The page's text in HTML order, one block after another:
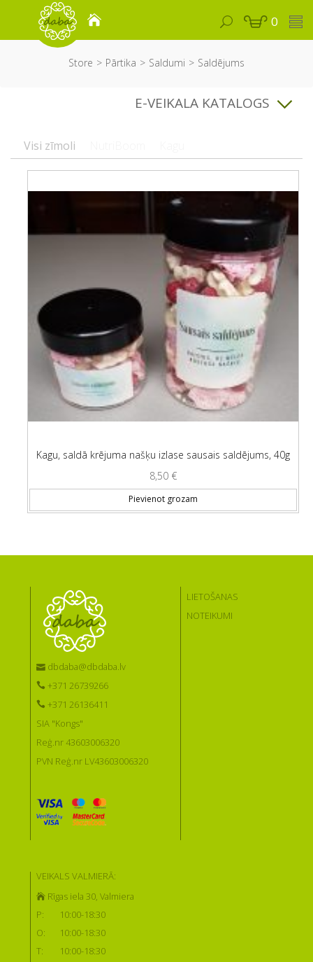
0
Store Pārtika Saldumi Saldējums
E-VEIKALA KATALOGS
Visi zīmoli
Kagu, saldā krējuma našķu izlase sausais saldējums, 40g
8,50 €
Pievienot grozam
dbdaba@dbdaba.lv
+371 26739266
+371 26136411
SIA "Kongs"
Reģ.nr 43603006320
PVN Reģ.nr LV43603006320
LIETOŠANAS
NOTEIKUMI
VEIKALS VALMIERĀ:
Rīgas iela 30, Valmiera
P:
10:00-18:30
O:
10:00-18:30
T:
10:00-18:30